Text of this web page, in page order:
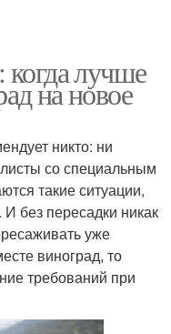
когда лучше
на новое
никто: ни
со специальным
такие ситуации,
И без пересадки никак
уже
виноград, то
требований при